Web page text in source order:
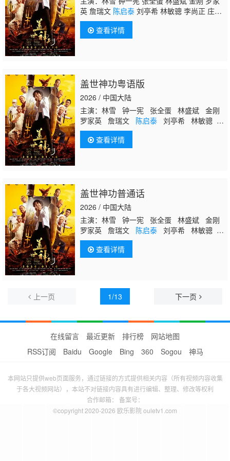
英 詹瑞文 陈启泰刘亭希 林敏骢 李尚正 庄锶
敏 郑恕峰 罗莽 郭政鸿 李昊祖
查看详情
盖世神功粤语版
2026 / 中国大陆
主演：林雪 钟一宪 张全蛋 林盛斌 金刚
罗家英 詹瑞文 陈启泰刘亭希 林敏骢
李尚正 庄锶敏 郑恕峰 罗莽 郭政鸿 李
昊祖查看详情
盖世神功普通话
2026 / 中国大陆
主演：林雪 钟一宪 张全蛋 林盛斌 金刚
罗家英 詹瑞文 陈启泰刘亭希 林敏骢
李尚正 庄锶敏 郑恕峰 罗莽 郭政鸿 李
昊祖查看详情
上一页 1/13 下一页
在线留言 最近更新 排行榜
网站地图
RSS订阅
Baidu Google Bing 360 Sogou 神马
本网站只提供web页面服务，通过链接的方式提供相关内容（所有视频内容收集
于各大视频网站），本站不对链接内容具有进行编辑、整理、修改等权利
合作邮箱： 备案号：
©copyright 2020-2026 欧乐影院 ouletv1.com